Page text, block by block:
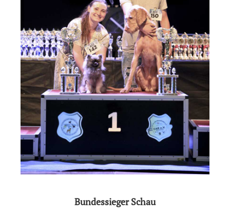
Bundessieger Schau